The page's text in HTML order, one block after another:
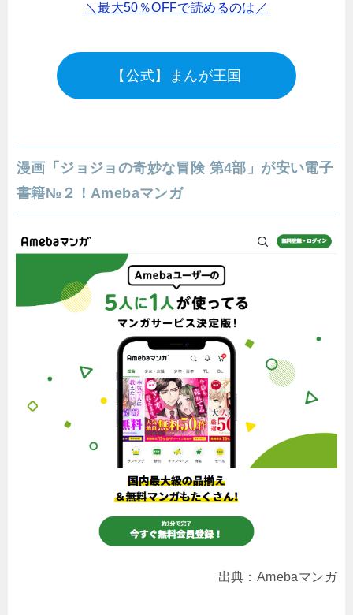
＼最大50％OFFで読めるのは／
【公式】まんが王国
漫画「ジョジョの奇妙な冒険 第4部」が安い電子
書籍№２！Amebaマンガ
出典：Amebaマンガ